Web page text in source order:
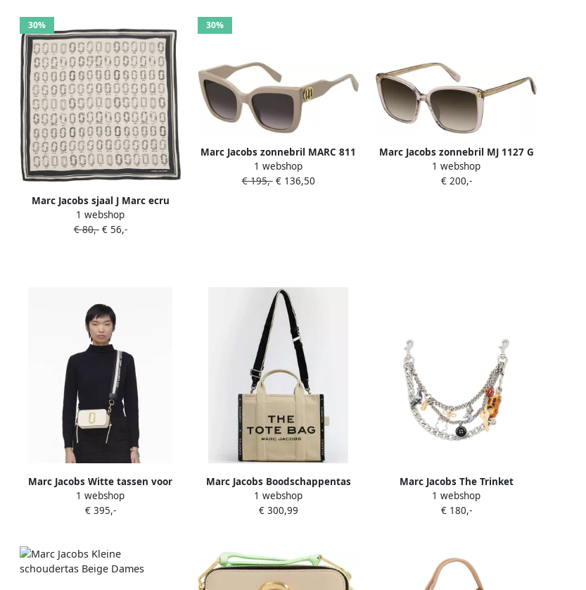
30%
Marc Jacobs sjaal J Marc ecru
1 webshop
€ 80,-€ 56,-
30%
Marc Jacobs zonnebril MARC 811
S beige
1 webshop
€ 195,-€ 136,50
Marc Jacobs zonnebril MJ 1127 G
S beige
1 webshop
€ 200,-
Marc Jacobs Witte tassen voor
een stijlvolle uitstraling White
Dames
1 webshop
€ 395,-
Marc Jacobs Boodschappentas
M0017027
1 webshop
€ 300,99
Marc Jacobs The Trinket
schouderband met bedel Beige
1 webshop
€ 180,-